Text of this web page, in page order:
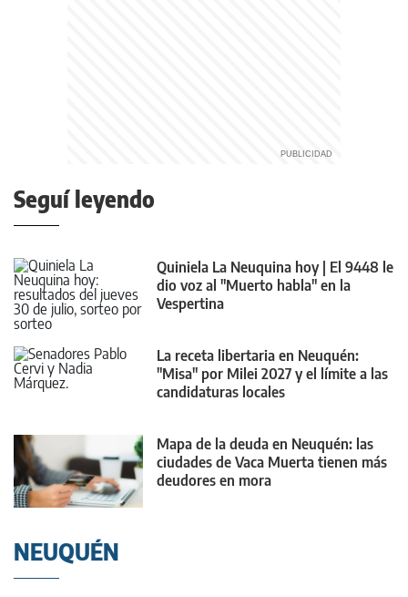
Seguí leyendo
Quiniela La Neuquina hoy | El 9448 le
dio voz al "Muerto habla" en la
Vespertina
La receta libertaria en Neuquén:
"Misa" por Milei 2027 y el límite a las
candidaturas locales
Mapa de la deuda en Neuquén: las
ciudades de Vaca Muerta tienen más
deudores en mora
NEUQUÉN